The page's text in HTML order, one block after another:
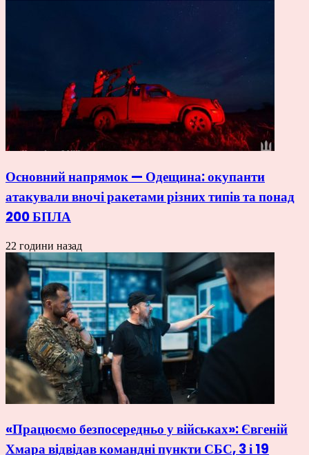
Основний напрямок — Одещина: окупанти
атакували вночі ракетами різних типів та понад
200 БПЛА
22 години назад
«Працюємо безпосередньо у військах»: Євгеній
Хмара відвідав командні пункти СБС, 3 і 19